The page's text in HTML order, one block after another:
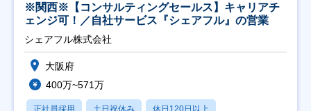
※関西※【コンサルティングセールス】キャリアチ
ェンジ可！／自社サービス『シェアフル』の営業
シェアフル株式会社
大阪府
400万~571万
正社員採用 土日祝休み 休日120日以上